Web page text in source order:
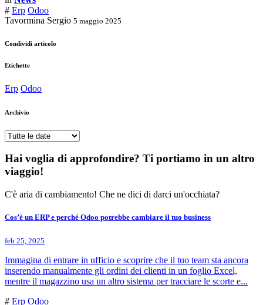
# Erp Odoo
Tavormina Sergio 5 maggio 2025
Condividi articolo
Etichette
Erp Odoo
Archivio
Hai voglia di approfondire? Ti portiamo in un altro
viaggio!
C'è aria di cambiamento! Che ne dici di darci un'occhiata?
Cos’è un ERP e perché Odoo potrebbe cambiare il tuo business
feb 25, 2025
Immagina di entrare in ufficio e scoprire che il tuo team sta ancora
inserendo manualmente gli ordini dei clienti in un foglio Excel,
mentre il magazzino usa un altro sistema per tracciare le scorte e...
# Erp Odoo